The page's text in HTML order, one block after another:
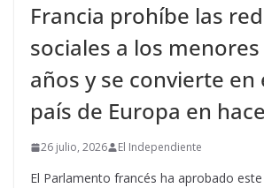
Francia prohíbe las
sociales a los
años y se convierte
país de Europa en
26 julio, 2026 El Independiente
El Parlamento francés ha aprobado